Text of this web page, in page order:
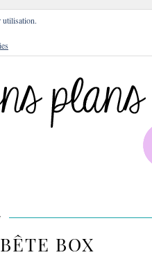
BOX
utilisation.